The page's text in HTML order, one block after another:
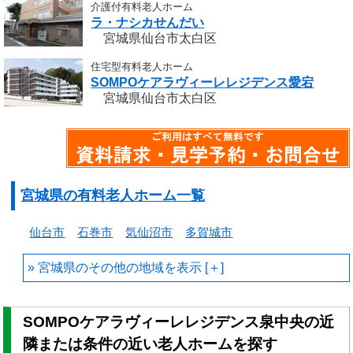
介護付有料老人ホーム
ラ・ナシカせんだい
宮城県仙台市太白区
住宅型有料老人ホーム
SOMPOケアラヴィーレレジデンス愛宕
宮城県仙台市太白区
宮城県の有料老人ホーム一覧
仙台市 石巻市 気仙沼市 多賀城市
宮城県のその他の地域を
SOMPOケアラヴィーレレジデンス泉中央の近
隣または条件の近い老人ホームを探す